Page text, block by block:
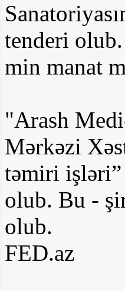
tenderi
min manat
"Arash
Mərkəzi
təmiri
olub. Bu -
olub.
FED.az